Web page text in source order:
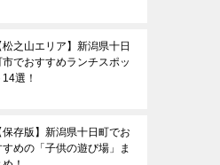
松之山エリア】新潟県十日
市でおすすめランチスポッ
14選！
保存版】新潟県十日町でお
すめの「子供の遊び場」ま